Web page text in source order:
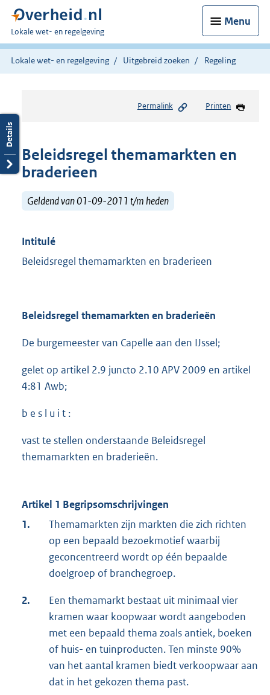
Menu
U
bent
hier:
Lokale wet- en regelgeving
Lokale wet- en regelgeving Uitgebreid zoeken Regeling
Permalink Printen
Beleidsregel themamarkten en
braderieen
Geldend van 01-09-2011 t/m heden
Intitulé
Beleidsregel themamarkten en braderieen
Beleidsregel themamarkten en braderieën
De burgemeester van Capelle aan den IJssel;
gelet op artikel 2.9 juncto 2.10 APV 2009 en artikel
4:81 Awb;
b e s l u i t :
vast te stellen onderstaande Beleidsregel
themamarkten en braderieën.
Artikel 1 Begripsomschrijvingen
1.
Themamarkten zijn markten die zich richten
op een bepaald bezoekmotief waarbij
geconcentreerd wordt op één bepaalde
doelgroep of branchegroep.
2.
Een themamarkt bestaat uit minimaal vier
kramen waar koopwaar wordt aangeboden
met een bepaald thema zoals antiek, boeken
of huis- en tuinproducten. Ten minste 90%
van het aantal kramen biedt verkoopwaar aan
dat in het gekozen thema past.